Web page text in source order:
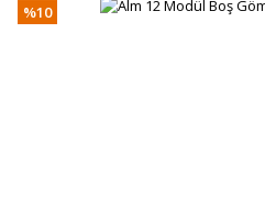
%10